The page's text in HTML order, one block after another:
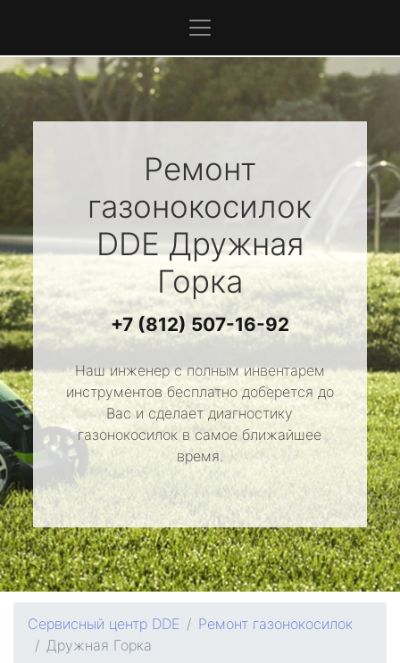
Ремонт
газонокосилок
DDE Дружная
Горка
+7 (812) 507-16-92
Наш инженер с полным инвентарем
инструментов бесплатно доберется до
Вас и сделает диагностику
газонокосилок в самое ближайшее
время.
Сервисный центр DDE
Ремонт газонокосилок
Дружная Горка